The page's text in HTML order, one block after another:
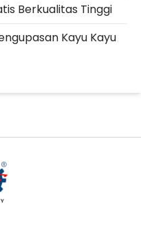
Berkualitas Tinggi
Kayu Kayu